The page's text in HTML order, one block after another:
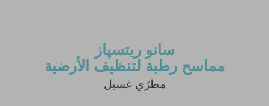
سانو ريتسپاز
مماسح رطبة لتنظيف الأرضية
مطرّي غسيل